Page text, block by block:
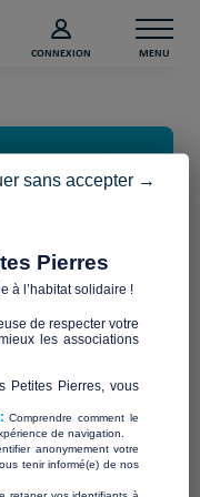
CONNEXION MENU
au
le mal-
de
Pierres
à l’habitat solidaire !
de respecter votre
les associations
Petites Pierres, vous
Comprendre comment le
de navigation.
anonymement votre
tenir informé(e) de nos
sans accepter →